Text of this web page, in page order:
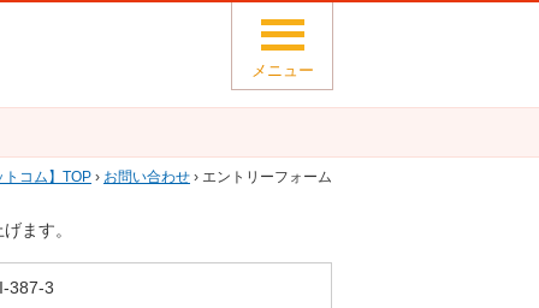
メニュー
トコム TOP › お問い合わせ › エントリーフォーム
ます。
387-3